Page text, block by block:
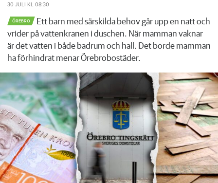
30 JULI KL 08:30
ÖREBRO
Ett barn med särskilda behov går upp en natt och
vrider på vattenkranen i duschen. När mamman vaknar
är det vatten i både badrum och hall. Det borde mamman
ha förhindrat menar Örebrobostäder.